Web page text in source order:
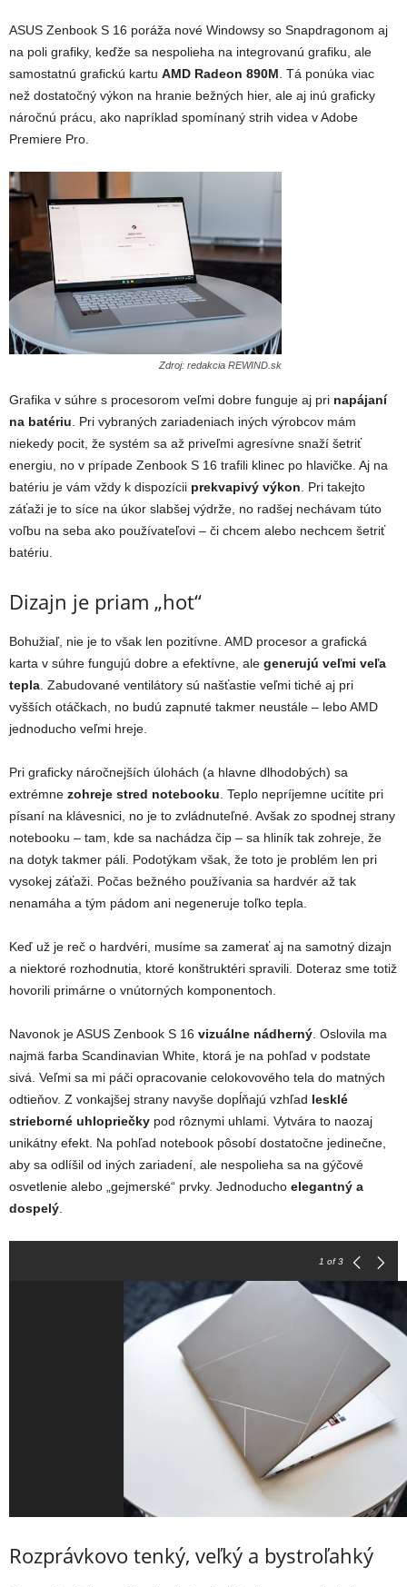
ASUS Zenbook S 16 poráža nové Windowsy so Snapdragonom aj
na poli grafiky, keďže sa nespolieha na integrovanú grafiku, ale
samostatnú grafickú kartu AMD Radeon 890M. Tá ponúka viac
než dostatočný výkon na hranie bežných hier, ale aj inú graficky
náročnú prácu, ako napríklad spomínaný strih videa v Adobe
Premiere Pro.
Zdroj: redakcia REWIND.sk
Grafika v súhre s procesorom veľmi dobre funguje aj pri napájaní
na batériu. Pri vybraných zariadeniach iných výrobcov mám
niekedy pocit, že systém sa až priveľmi agresívne snaží šetriť
energiu, no v prípade Zenbook S 16 trafili klinec po hlavičke. Aj na
batériu je vám vždy k dispozícii prekvapivý výkon. Pri takejto
záťaži je to síce na úkor slabšej výdrže, no radšej nechávam túto
voľbu na seba ako používateľovi – či chcem alebo nechcem šetriť
batériu.
Dizajn je priam „hot“
Bohužiaľ, nie je to však len pozitívne. AMD procesor a grafická
karta v súhre fungujú dobre a efektívne, ale generujú veľmi veľa
tepla. Zabudované ventilátory sú našťastie veľmi tiché aj pri
vyšších otáčkach, no budú zapnuté takmer neustále – lebo AMD
jednoducho veľmi hreje.
Pri graficky náročnejších úlohách (a hlavne dlhodobých) sa
extrémne zohreje stred notebooku. Teplo nepríjemne ucítite pri
písaní na klávesnici, no je to zvládnuteľné. Avšak zo spodnej strany
notebooku – tam, kde sa nachádza čip – sa hliník tak zohreje, že
na dotyk takmer páli. Podotýkam však, že toto je problém len pri
vysokej záťaži. Počas bežného používania sa hardvér až tak
nenamáha a tým pádom ani negeneruje toľko tepla.
Keď už je reč o hardvéri, musíme sa zamerať aj na samotný dizajn
a niektoré rozhodnutia, ktoré konštruktéri spravili. Doteraz sme totiž
hovorili primárne o vnútorných komponentoch.
Navonok je ASUS Zenbook S 16 vizuálne nádherný. Oslovila ma
najmä farba Scandinavian White, ktorá je na pohľad v podstate
sivá. Veľmi sa mi páči opracovanie celokovového tela do matných
odtieňov. Z vonkajšej strany navyše dopĺňajú vzhľad lesklé
strieborné uhlopriečky pod rôznymi uhlami. Vytvára to naozaj
unikátny efekt. Na pohľad notebook pôsobí dostatočne jedinečne,
aby sa odlíšil od iných zariadení, ale nespolieha sa na gýčové
osvetlenie alebo „gejmerské“ prvky. Jednoducho elegantný a
dospelý.
1 of 3
Rozprávkovo tenký, veľký a bystroľahký